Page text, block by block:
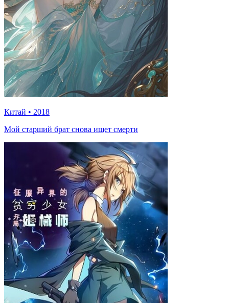
Китай • 2018
Мой старший брат снова ищет смерти